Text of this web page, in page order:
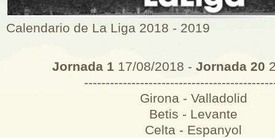
Calendario de La Liga 2018 - 2019
Jornada 1 17/08/2018 - Jornada 20
Girona - Valladolid
Betis - Levante
Celta - Espanyol